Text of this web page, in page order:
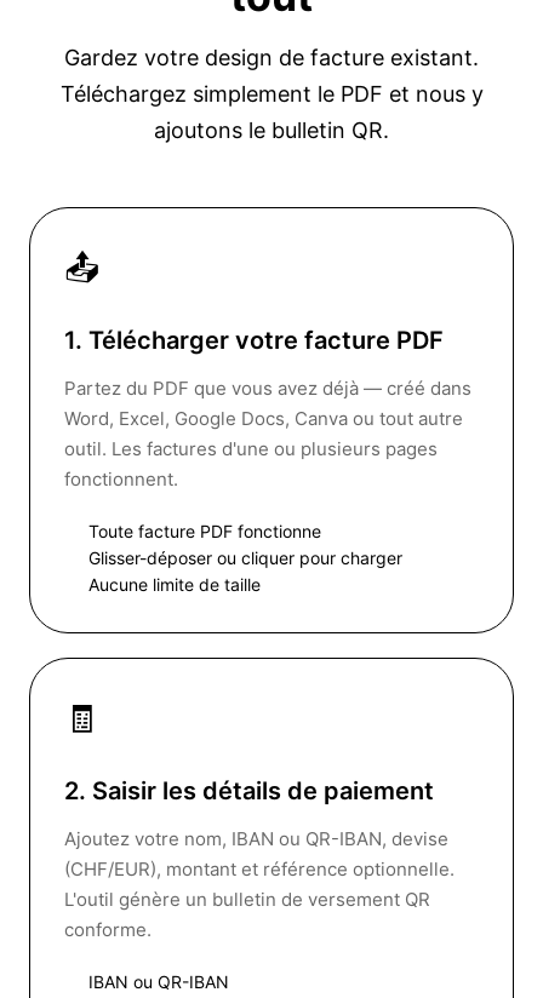
Gardez votre design de facture existant.
Téléchargez simplement le PDF et nous y
ajoutons le bulletin QR.
📤
1. Télécharger votre facture PDF
Partez du PDF que vous avez déjà — créé dans
Word, Excel, Google Docs, Canva ou tout autre
outil. Les factures d'une ou plusieurs pages
fonctionnent.
Toute facture PDF fonctionne
Glisser-déposer ou cliquer pour charger
Aucune limite de taille
🧾
2. Saisir les détails de paiement
Ajoutez votre nom, IBAN ou QR-IBAN, devise
(CHF/EUR), montant et référence optionnelle.
L'outil génère un bulletin de versement QR
conforme.
IBAN ou QR-IBAN